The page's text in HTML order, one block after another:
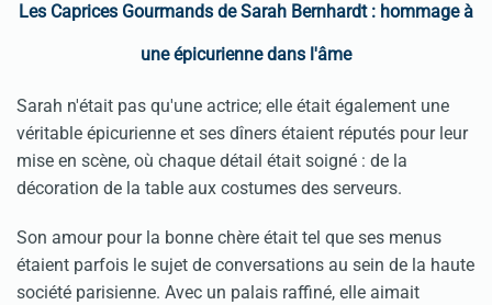
Les Caprices Gourmands de Sarah Bernhardt : hommage à
une épicurienne dans l'âme
Sarah n'était pas qu'une actrice; elle était également une
véritable épicurienne et ses dîners étaient réputés pour leur
mise en scène, où chaque détail était soigné : de la
décoration de la table aux costumes des serveurs.
Son amour pour la bonne chère était tel que ses menus
étaient parfois le sujet de conversations au sein de la haute
société parisienne. Avec un palais raffiné, elle aimait